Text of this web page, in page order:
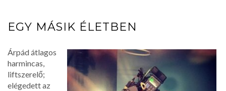
EGY MÁSIK ÉLETBEN
Árpád átlagos
harmincas,
liftszerelő;
elégedett az